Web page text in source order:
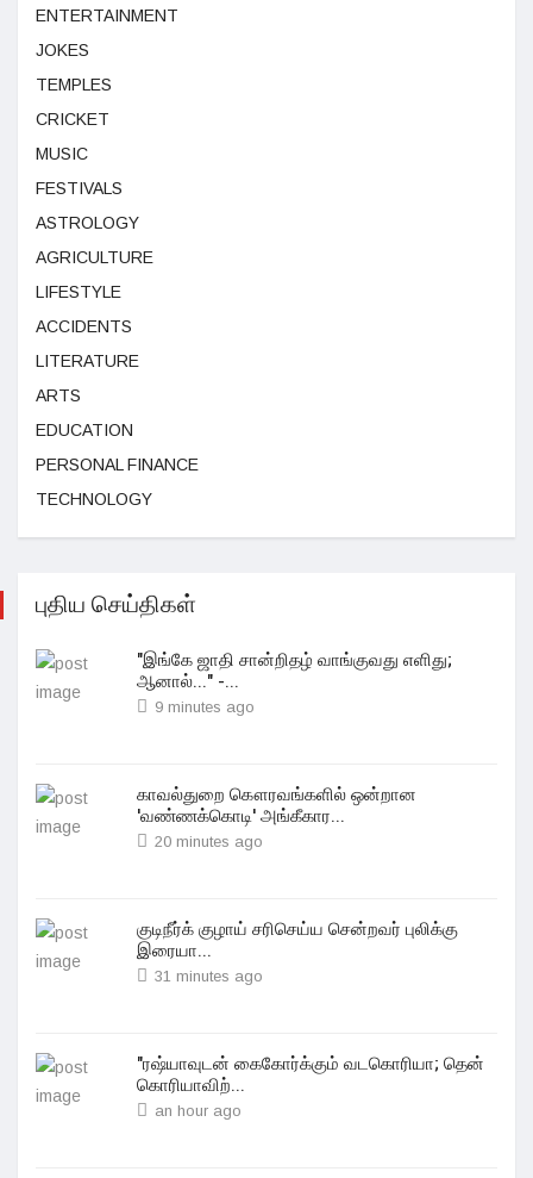
ENTERTAINMENT
JOKES
TEMPLES
CRICKET
MUSIC
FESTIVALS
ASTROLOGY
AGRICULTURE
LIFESTYLE
ACCIDENTS
LITERATURE
ARTS
EDUCATION
PERSONAL FINANCE
TECHNOLOGY
புதிய செய்திகள்
"இங்கே ஜாதி சான்றிதழ் வாங்குவது எளிது;
ஆனால்..." -...
9 minutes ago
காவல்துறை கௌரவங்களில் ஒன்றான
'வண்ணக்கொடி' அங்கீகார...
20 minutes ago
குடிநீர்க் குழாய் சரிசெய்ய சென்றவர் புலிக்கு
இரையா...
31 minutes ago
"ரஷ்யாவுடன் கைகோர்க்கும் வடகொரியா; தென்
கொரியாவிற்...
an hour ago